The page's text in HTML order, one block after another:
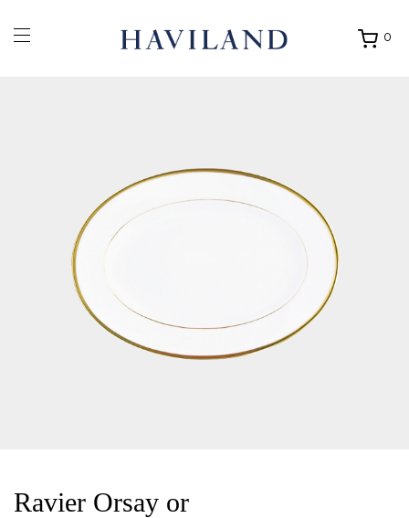
0
Ouvrir
Ravier Orsay or